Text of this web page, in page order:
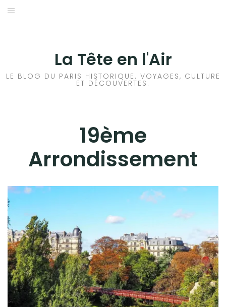
Aller
La Tête en l'Air
LE BLOG DU PARIS HISTORIQUE. VOYAGES, CULTURE
ET DÉCOUVERTES.
19ème
Arrondissement
3ÈME ARRONDISSEMENT
4ÈME ARRONDISSEMENT
6ÈME ARRONDISSEMENT
7ÈME ARRONDISSEMENT
8ÈME ARRONDISSEMENT
9ÈME ARRONDISSEMENT
10ÈME ARRONDISSEMENT
11ÈME ARRONDISSEMENT